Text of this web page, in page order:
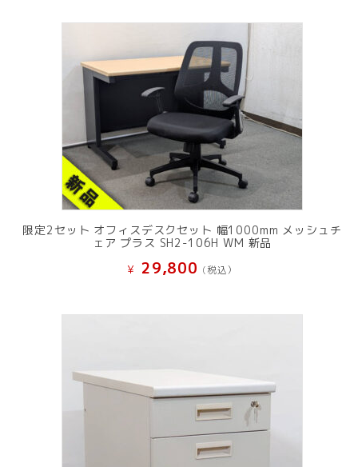
限定2セット オフィスデスクセット 幅1000mm メッシュチ
ェア プラス SH2-106H WM 新品
¥ 29,800 (税込）